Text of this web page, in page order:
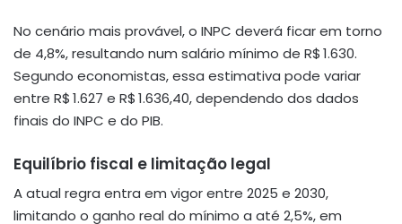
No cenário mais provável, o INPC deverá ficar em torno
de 4,8%, resultando num salário mínimo de R$ 1.630.
Segundo economistas, essa estimativa pode variar
entre R$ 1.627 e R$ 1.636,40, dependendo dos dados
finais do INPC e do PIB.
Equilíbrio fiscal e limitação legal
A atual regra entra em vigor entre 2025 e 2030,
limitando o ganho real do mínimo a até 2,5%, em